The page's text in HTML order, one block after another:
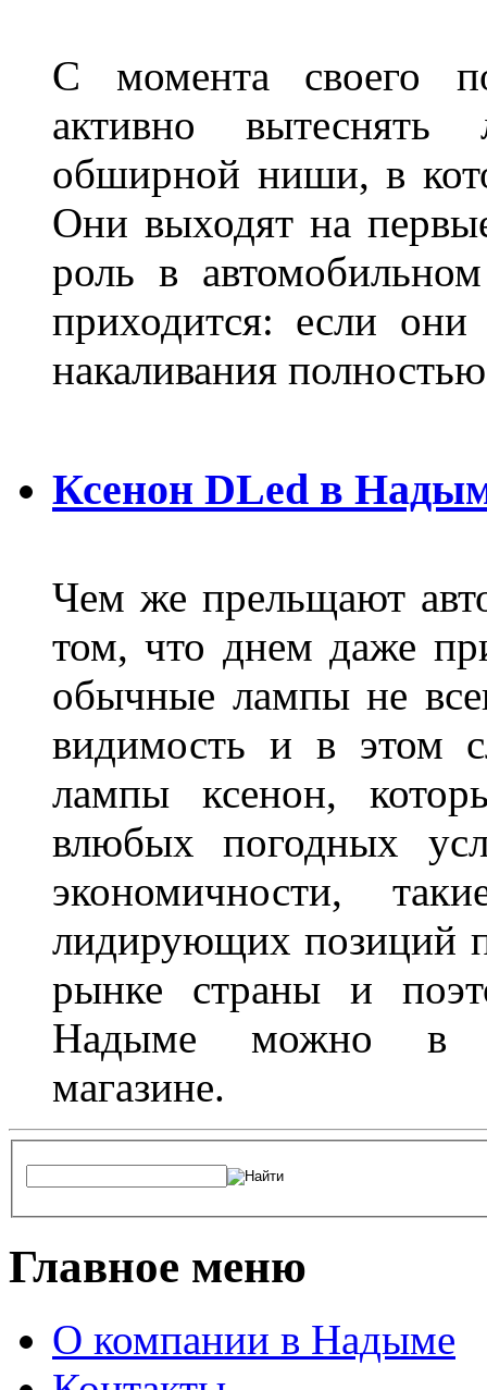
С момента своего
активно
обширной ниши, в
Они выходят на
роль в
приходится: если
накаливания
Ксенон DLed в
Чем же прельщают
том, что днем даже
обычные лампы не
видимость и в этом
лампы ксенон,
влюбых погодных
экономичности,
лидирующих позиций
рынке страны и
Надыме можно в
магазине.
Главное меню
О компании в Надыме